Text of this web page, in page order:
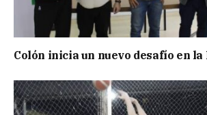
Colón inicia un nuevo desafío en